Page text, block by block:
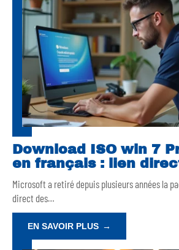
Download ISO win 7
en français : lien
Microsoft a retiré depuis plusieurs années la
direct des…
EN SAVOIR PLUS